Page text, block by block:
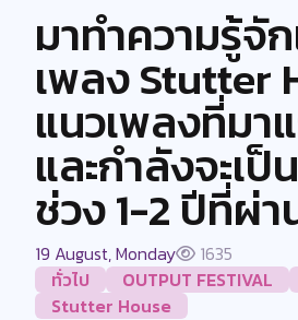
มาทำความรู้จั
เพลง Stutter
แนวเพลงที่มา
และกำลังจะเป็
ช่วง 1-2 ปีที่ผ่า
19 August, Monday
1635
ทั่วไป
OUTPUT FESTIVAL
Stutter House